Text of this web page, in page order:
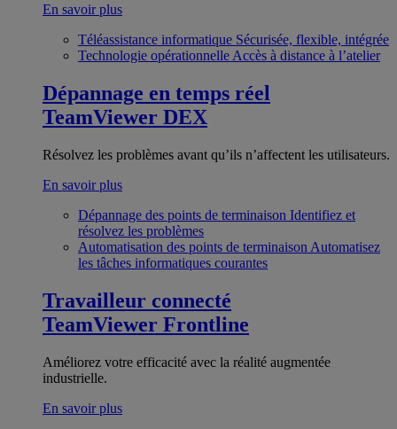
En savoir plus
Téléassistance informatique Sécurisée, flexible, intégrée
Technologie opérationnelle Accès à distance à l’atelier
Dépannage en temps réel
TeamViewer DEX
Résolvez les problèmes avant qu’ils n’affectent les utilisateurs.
En savoir plus
Dépannage des points de terminaison Identifiez et
résolvez les problèmes
Automatisation des points de terminaison Automatisez
les tâches informatiques courantes
Travailleur connecté
TeamViewer Frontline
Améliorez votre efficacité avec la réalité augmentée
industrielle.
En savoir plus